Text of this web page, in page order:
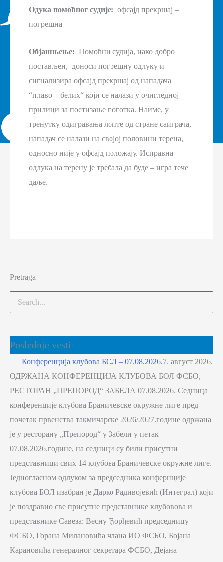
Одука помоћног судије: офсајд прекршај –
погрешна
Објашњење: Помоћни судија, иако добро
постављен, доноси погрешну одлуку и
сигнализира офсајд прекршај од нападача
“плаво – белих“ који се налази у очигледној
прилици за постизање поготка. Наиме, у
тренутку одигравања лопте од стране саиграча,
нападач се налази на својој половини терена,
односно није у офсајд положају. Исправна
одлука на терену је требала да буде – игра тече
даље.
Pretraga
Poslednje vesti
Конференција клубова БОЛ – 07.08.2026.7. август 2026.
ОДРЖАНА КОНФЕРЕНЦИЈА КЛУБОВА БОЛ ФСБО,
РЕСТОРАН „ПРЕПОРОД“ ЗАБЕЛА 07.08.2026. Седница
конференције клубова Браничевске окружне лиге пред
почетак првенства такмичарске 2026/2027.године одржана
је у ресторану „Препород“ у Забели у петак
07.08.2026.године, на седници су били присутни
представници свих 14 клубова Браничевске окружне лиге.
Једногласном одлуком за председника конфернције
клубова БОЛ изабран је Дарко Радивојевић (Интеграл) који
је поздравио све присутне представнике клубовова и
представнике Савеза: Весну Ђорђевић председницу
ФСБО, Горана Милановића члана ИО ФСБО, Бојана
Карановића генералног секретара ФСБО, Дејана